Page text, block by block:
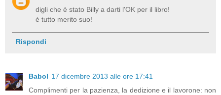
digli che è stato Billy a darti l'OK per il libro!
è tutto merito suo!
Rispondi
Babol 17 dicembre 2013 alle ore 17:41
Complimenti per la pazienza, la dedizione e il lavorone: non